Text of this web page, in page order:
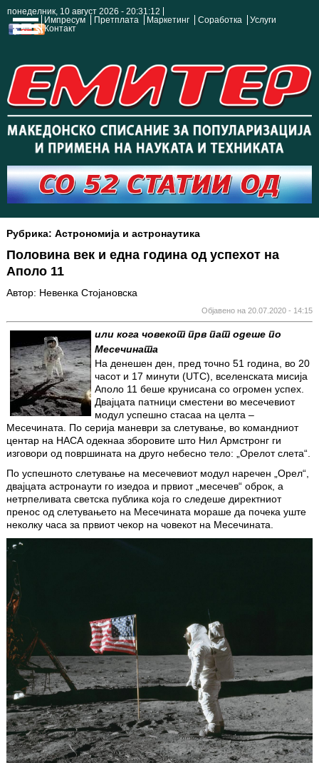
понеделник, 10 август 2026 - 20:31:13
Импресум
Претплата Маркетинг Соработка
Услуги
Контакт
Рубрика: Астрономија и астронаутика
Половина век и една година од успехот на
Аполо 11
Автор: Невенка Стојановска
Објавено на 20.07.2020 - 14:15
или кога човекот прв пат одеше по
Месечината
На денешен ден, пред точно 51 годинa, во 20
часот и 17 минути (UTC), вселенската мисија
Аполо 11 беше крунисана со огромен успех.
Двајцата патници сместени во месечевиот
модул успешно стасаа на целта –
Месечината. По серија маневри за слетување, во командниот
центар на НАСА одекнаа зборовите што Нил Армстронг ги
изговори од површината на друго небесно тело: „Орелот слета“.
По успешното слетување на месечевиот модул наречен „Орел“,
двајцата астронаути го изедоа и првиот „месечев“ оброк, a
нетрпеливата светска публика која го следеше директниот
пренос од слетувањето на Месечината мораше да почека уште
неколку часа за првиот чекор на човекот на Месечината.